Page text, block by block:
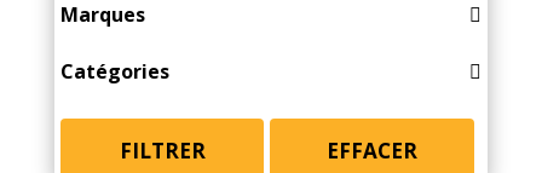
Marques
ALTEC
AMAZONE
APV
Catégories
ACCESSOIRES RECOLTE
FILTRER EFFACER